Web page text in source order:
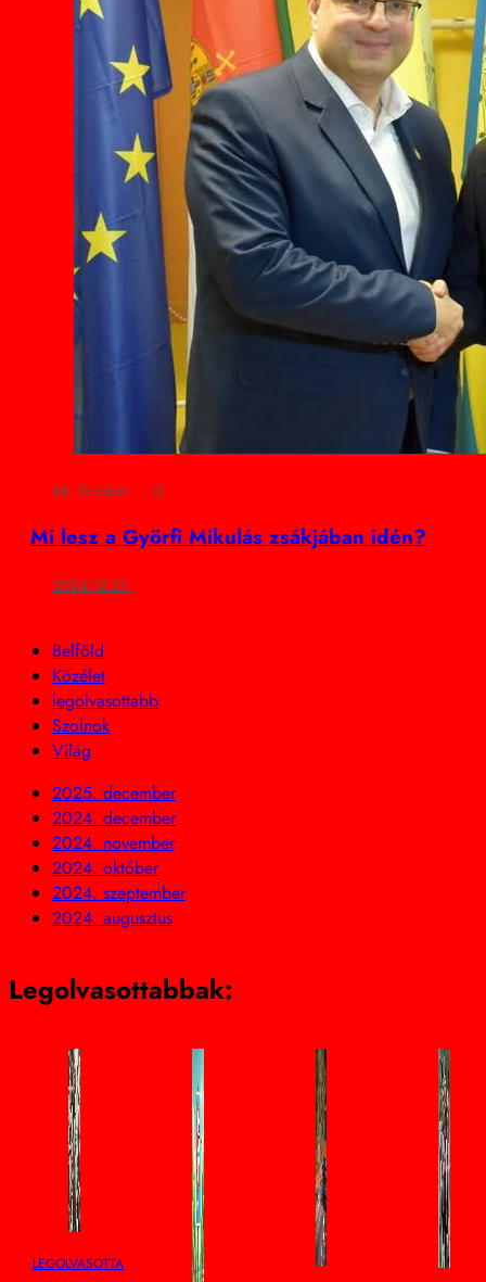
Mr. Scruton 0
Mi lesz a Györfi Mikulás zsákjában idén?
2024.12.21.
Belföld
Közélet
legolvasottabb
Szolnok
Világ
2025. december
2024. december
2024. november
2024. október
2024. szeptember
2024. augusztus
Legolvasottabbak:
LEGOLVASOTTABB